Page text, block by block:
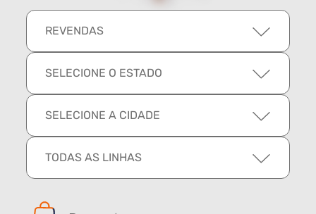
REVENDAS
SELECIONE O ESTADO
SELECIONE A CIDADE
TODAS AS LINHAS